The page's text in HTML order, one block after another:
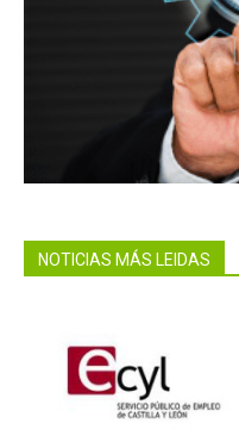
NOTICIAS MÁS LEIDAS